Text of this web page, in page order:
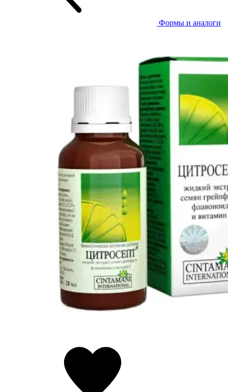
Формы и аналоги